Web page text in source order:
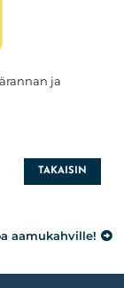
ja
TAKAISIN
aamukahville!